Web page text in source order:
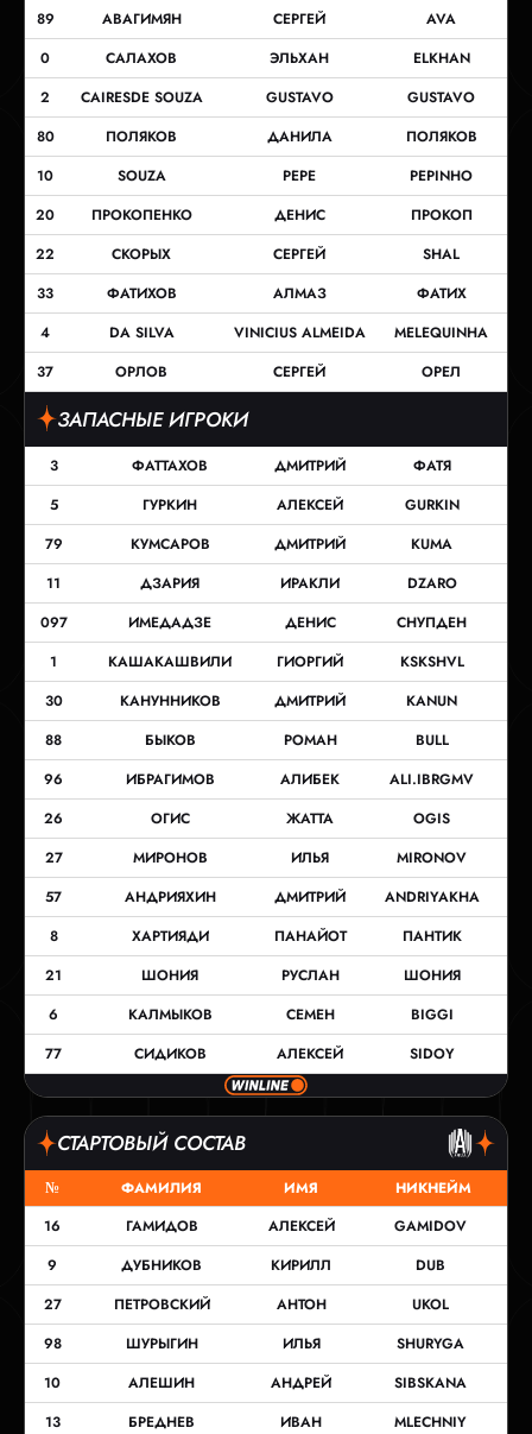
89 АВАГИМЯН СЕРГЕЙ
AVA
0
САЛАХОВ ЭЛЬХАН
ELKHAN
2
CAIRESDE SOUZA GUSTAVO
GUSTAVO
80
ПОЛЯКОВ ДАНИЛА
ПОЛЯКОВ
10
SOUZA PEPE
PEPINHO
20
ПРОКОПЕНКО ДЕНИС
ПРОКОП
22
СКОРЫХ СЕРГЕЙ
SHAL
33
ФАТИХОВ АЛМАЗ
ФАТИХ
4
DA SILVA VINICIUS ALMEIDA
MELEQUINHA
37
ОРЛОВ СЕРГЕЙ ОРЕЛ
ЗАПАСНЫЕ ИГРОКИ
3 ФАТТАХОВ ДМИТРИЙ
ФАТЯ
5
ГУРКИН АЛЕКСЕЙ
GURKIN
79
КУМСАРОВ ДМИТРИЙ
KUMA
11
ДЗАРИЯ ИРАКЛИ
DZARO
097
ИМЕДАДЗЕ ДЕНИС
СНУПДЕН
1
КАШАКАШВИЛИ ГИОРГИЙ
KSKSHVL
30
КАНУННИКОВ ДМИТРИЙ
KANUN
88
БЫКОВ РОМАН
BULL
96
ИБРАГИМОВ АЛИБЕК
ALI.IBRGMV
26
ОГИС ЖАТТА
OGIS
27
МИРОНОВ ИЛЬЯ
MIRONOV
57
АНДРИЯХИН ДМИТРИЙ
ANDRIYAKHA
8
ХАРТИЯДИ ПАНАЙОТ
ПАНТИК
21
ШОНИЯ РУСЛАН
ШОНИЯ
6
КАЛМЫКОВ СЕМЕН
BIGGI
77
СИДИКОВ АЛЕКСЕЙ SIDOY
СТАРТОВЫЙ СОСТАВ
№ ФАМИЛИЯ ИМЯ
НИКНЕЙМ
16
ГАМИДОВ АЛЕКСЕЙ
GAMIDOV
9
ДУБНИКОВ КИРИЛЛ
DUB
27
ПЕТРОВСКИЙ АНТОН
UKOL
98
ШУРЫГИН ИЛЬЯ
SHURYGA
10
АЛЕШИН АНДРЕЙ
SIBSKANA
13
БРЕДНЕВ ИВАН
MLECHNIY